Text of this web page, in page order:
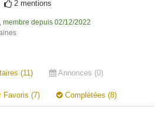
2 mentions
, membre depuis 02/12/2022
(11) Annonces (0)
Favoris (7) Complétées (8)